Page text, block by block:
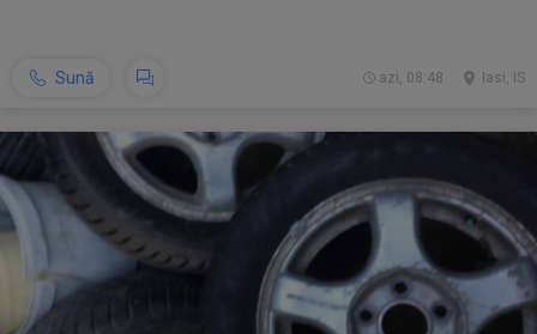
Sună Iasi, IS
azi, 08:48